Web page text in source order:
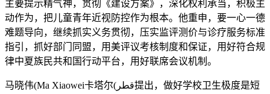
主要提示精气神，贯彻《建设方案》，深化权利承当，积极主
动作为，把儿童青年近视防控作为根本。他重申，要一心一德
难题导向，继续抓实义务贯彻，压实监评测价与诊疗服务标准
指引，抓好部门同盟，用美评议考核制度和保证，用好符合规
律中夏族民共和国行动平台，用好联席会议机制。
马晓伟(Ma Xiaowei卡塔尔(قطر‎提出，做好学校卫生极度是短